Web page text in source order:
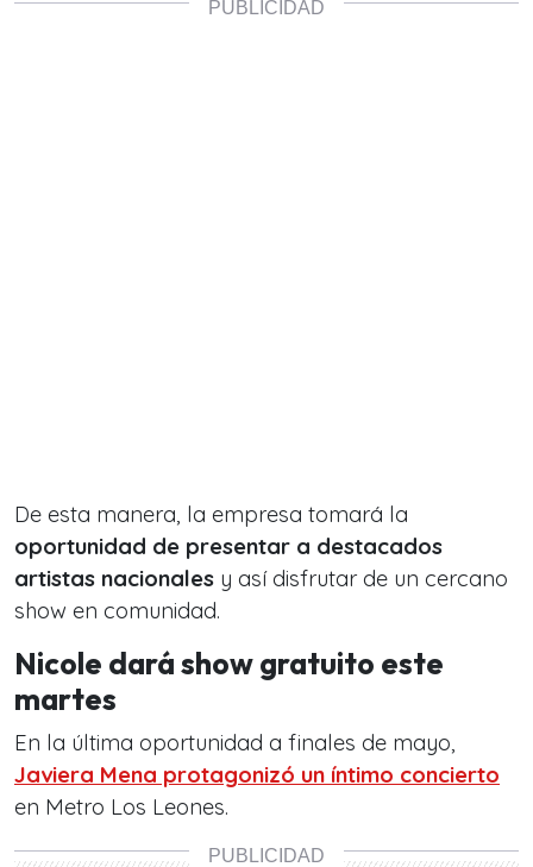
De esta manera, la empresa tomará la
oportunidad de presentar a destacados
artistas nacionales y así disfrutar de un cercano
show en comunidad.
Nicole dará show gratuito este
martes
En la última oportunidad a finales de mayo,
Javiera Mena protagonizó un íntimo concierto
en Metro Los Leones.